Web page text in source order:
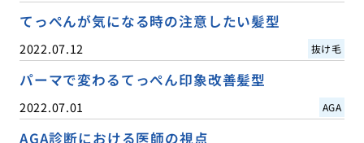
てっぺんが気になる時の注意したい髪型
2022.07.12 抜け毛
パーマで変わるてっぺん印象改善髪型
2022.07.01 AGA
AGA診断における医師の視点